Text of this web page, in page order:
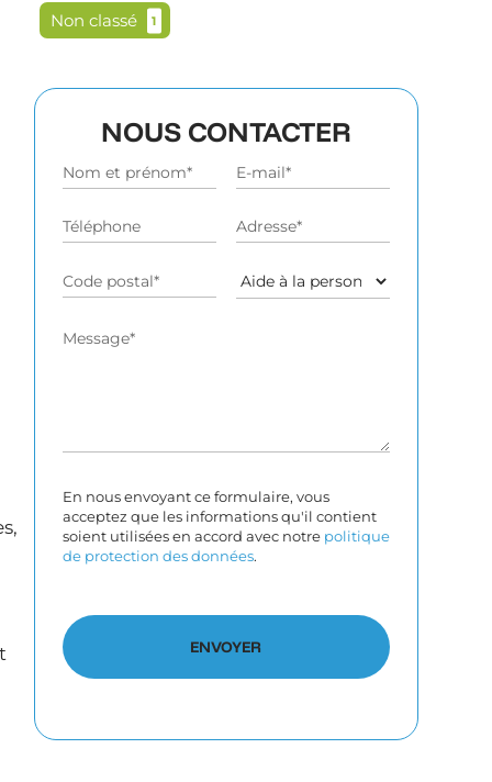
Non classé 1
NOUS CONTACTER
En nous envoyant ce formulaire, vous
acceptez que les informations qu'il contient
soient utilisées en accord avec notre politique
de protection des données.